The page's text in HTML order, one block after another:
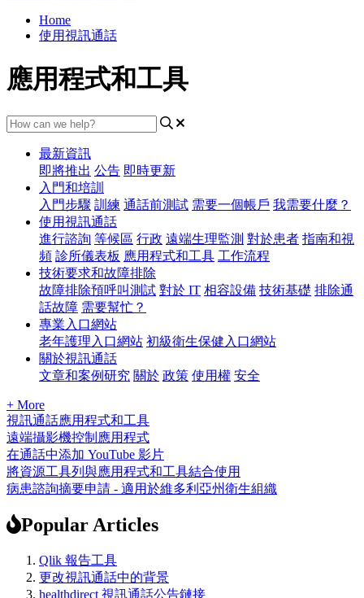
Home
使用視訊通話
應用程式和工具
最新資訊
即將推出 公告 即時更新
入門和培訓
入門步驟 訓練 通話前測試 需要一個帳戶 我需要什麼？
使用視訊通話
進行諮詢 等候區 行政 遠端生理監測 對於患者 指南和視
頻 診所儀表板 應用程式和工具 工作流程
技術要求和故障排除
故障排除預呼叫測試 對於 IT 相容設備 技術基礎 排除通
話故障 需要幫忙？
專業入口網站
老年護理入口網站 初級衛生保健入口網站
關於視訊通話
文章和案例研究 關於 政策 使用權 安全
+ More
視訊通話應用程式和工具
遠端攝影機控制應用程式
在通話中添加 YouTube 影片
將資源工具列與應用程式和工具結合使用
病患諮詢摘要申請 - 適用於維多利亞州衛生組織
Popular Articles
Qlik 報告工具
更改視訊通話中的背景
healthdirect 視訊通話公告鏈接